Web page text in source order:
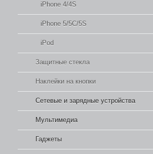
iPhone 4/4S
iPhone 5/5C/5S
iPod
Защитные стекла
Наклейки на кнопки
Сетевые и зарядные устройства
Мультимедиа
Гаджеты